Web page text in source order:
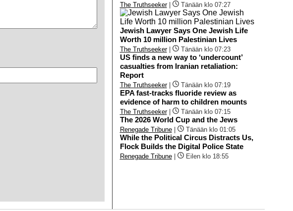
The Truthseeker| Tänään klo 07:27
Jewish Lawyer Says One Jewish Life
Worth 10 million Palestinian Lives
The Truthseeker| Tänään klo 07:23
US finds a new way to ‘undercount’
casualties from Iranian retaliation:
Report
The Truthseeker| Tänään klo 07:19
EPA fast-tracks fluoride review as
evidence of harm to children mounts
The Truthseeker| Tänään klo 07:15
The 2026 World Cup and the Jews
Renegade Tribune| Tänään klo 01:05
While the Political Circus Distracts Us,
Flock Builds the Digital Police State
Renegade Tribune| Eilen klo 18:55